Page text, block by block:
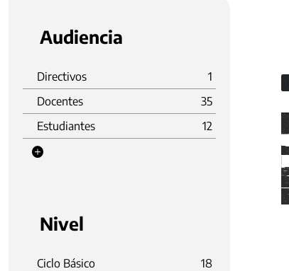
Audiencia
Directivos
1
Docentes
35
Estudiantes
12
Nivel
Ciclo Básico
18